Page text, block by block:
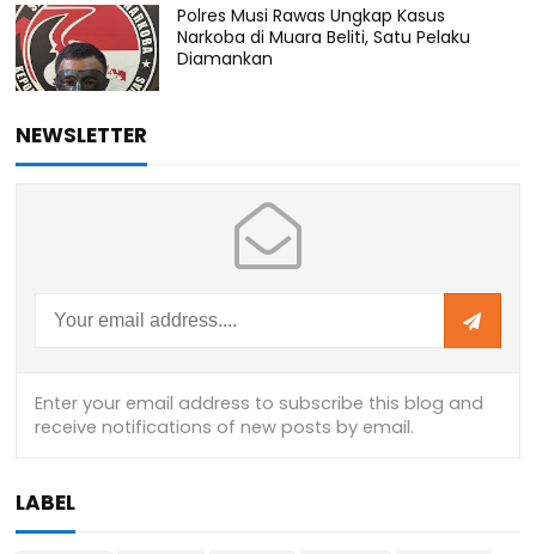
Polres Musi Rawas Ungkap Kasus
Narkoba di Muara Beliti, Satu Pelaku
Diamankan
NEWSLETTER
LABEL